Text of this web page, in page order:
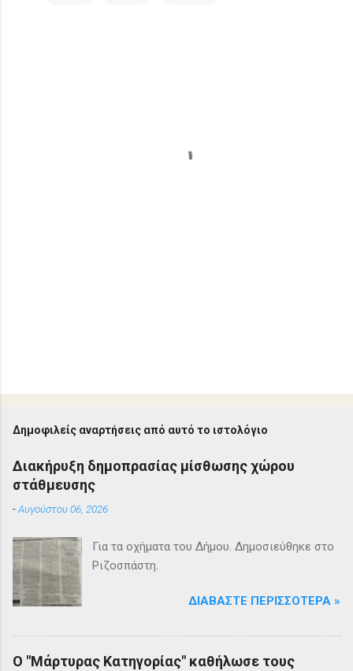
Δημοφιλείς αναρτήσεις από αυτό το ιστολόγιο
Διακήρυξη δημοπρασίας μίσθωσης χώρου
στάθμευσης
-Αυγούστου 06, 2026
Για τα οχήματα του Δήμου. Δημοσιεύθηκε στο
Ριζοσπάστη.
ΔΙΑΒΆΣΤΕ ΠΕΡΙΣΣΌΤΕΡΑ »
Ο "Μάρτυρας Κατηγορίας" καθήλωσε τους